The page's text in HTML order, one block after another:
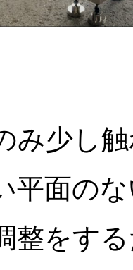
み少し
面のな
をする